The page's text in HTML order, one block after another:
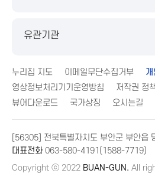
유관기관
누리집 지도 이메일무단수집거부
영상정보처리기기운영방침
저작권 정
뷰어다운로드
국가상징 오시는길
[56305] 전북특별자치도 부안군 부안읍
대표전화063-580-4191(1588-7719)
Copyright ⓒ 2022 BUAN-GUN. All